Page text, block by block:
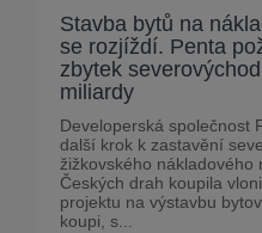
Stavba bytů na
se rozjíždí. Penta
zbytek
miliardy
Developerská společnost
další krok k zastavění
žižkovského nákladového
Českých drah koupila
projektu na výstavbu
koupi, s...